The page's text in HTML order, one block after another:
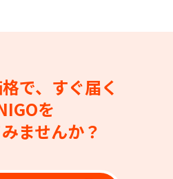
で、すぐ届く
を
ませんか？